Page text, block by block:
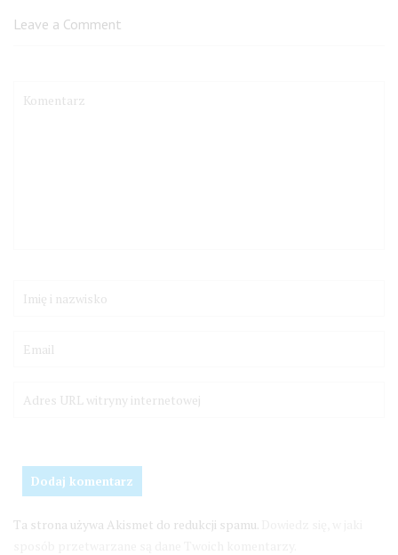
Leave a Comment
Ta strona używa Akismet do redukcji spamu.